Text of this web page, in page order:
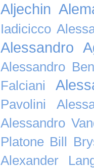
Aljechin
Iadicicco
Alessandro
Alessandro
Falciani
Pavolini
Alessandro
Platone Bill
Alexander